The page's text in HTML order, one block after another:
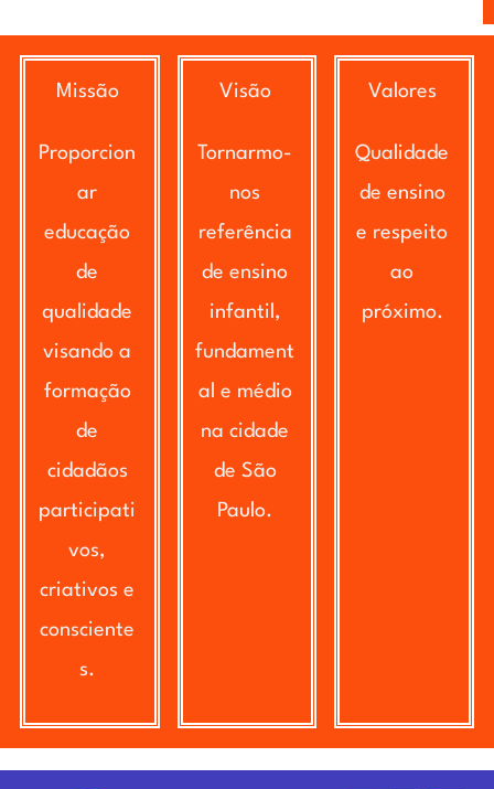
Missão
Proporcion
ar
educação
de
qualidade
visando a
formação
de
cidadãos
participati
vos,
criativos e
consciente
s.
Visão
Tornarmo-
nos
referência
de ensino
infantil,
fundament
al e médio
na cidade
de São
Paulo.
Valores
Qualidade
de ensino
e respeito
ao
próximo.